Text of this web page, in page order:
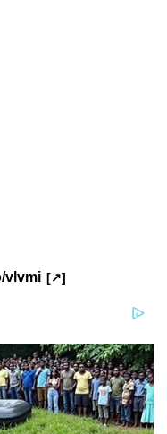
vlvmi